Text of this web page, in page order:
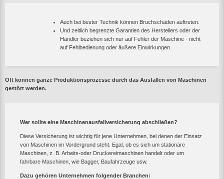
Auch bei bester Technik können Bruchschäden auftreten.
Und zeitlich begrenzte Garantien des Herstellers oder der
Händler beziehen sich nur auf Fehler der Maschine - nicht
auf Fehlbedienung oder äußere Einwirkungen.
Oft können ganze Produktionsprozesse durch das Ausfallen von Maschinen
gestört werden.
Wer sollte eine Maschinenausfallversicherung abschließen?
Diese Versicherung ist wichtig für jene Unternehmen, bei denen der Einsatz
von Maschinen im Vordergrund steht. Egal, ob es sich um stationäre
Maschinen, z. B. Arbeits-oder Druckereimaschinen handelt oder um
fahrbare Maschinen, wie Bagger, Baufahrzeuge usw.
Dazu gehören Unternehmen folgender Branchen: